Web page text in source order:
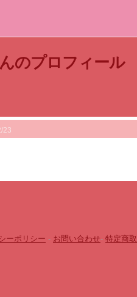
のプロフィール
23
ーポリシー - お問い合わせ- 特定商